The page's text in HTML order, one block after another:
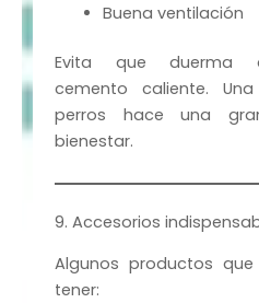
Buena ventilación
Evita que duerma
cemento caliente.
perros hace una
bienestar.
9. Accesorios
Algunos productos
tener: